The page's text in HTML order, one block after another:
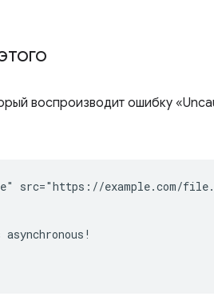
воспроизводит ошибку
src="https://example.com/
asynchronous!